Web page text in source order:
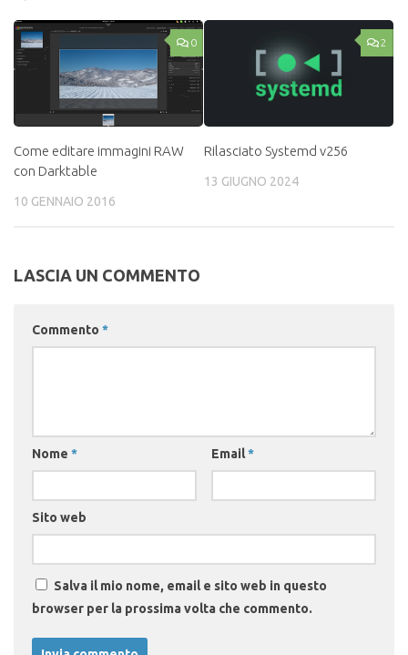
0
Come editare immagini RAW
con Darktable
10 GENNAIO 2016
2
Rilasciato Systemd v256
13 GIUGNO 2024
LASCIA UN COMMENTO
Commento *
Nome * Email*
Sito web
Salva il mio nome, email e sito web in questo
browser per la prossima volta che commento.